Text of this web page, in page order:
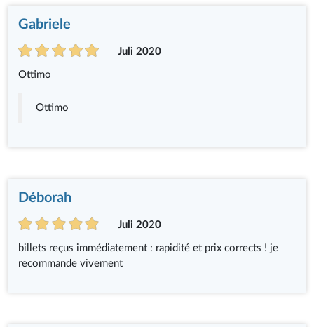
Gabriele
Juli 2020
Ottimo
Ottimo
Déborah
Juli 2020
billets reçus immédiatement : rapidité et prix corrects ! je
recommande vivement